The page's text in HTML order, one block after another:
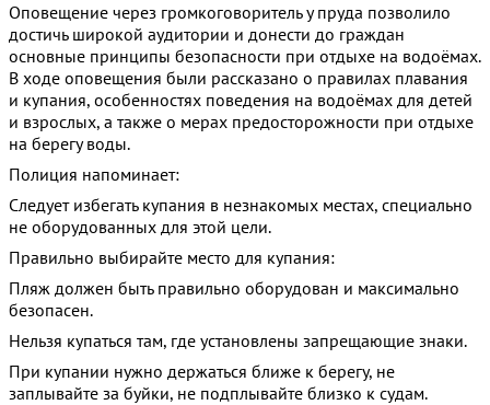
Оповещение через громкоговоритель у пруда позволило
достичь широкой аудитории и донести до граждан
основные принципы безопасности при отдыхе на водоёмах.
В ходе оповещения были рассказано о правилах плавания
и купания, особенностях поведения на водоёмах для детей
и взрослых, а также о мерах предосторожности при отдыхе
на берегу воды.
Полиция напоминает:
Следует избегать купания в незнакомых местах, специально
не оборудованных для этой цели.
Правильно выбирайте место для купания:
Пляж должен быть правильно оборудован и максимально
безопасен.
Нельзя купаться там, где установлены запрещающие знаки.
При купании нужно держаться ближе к берегу, не
заплывайте за буйки, не подплывайте близко к судам.